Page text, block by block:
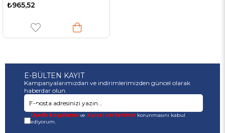
₺965,52
E-BÜLTEN KAYIT
Kampanyalarımızdan ve indirimlerimizden güncel olarak
haberdar olun.
Üyelik koşullarınıve kişisel verileriminkorunmasını kabul
ediyorum.